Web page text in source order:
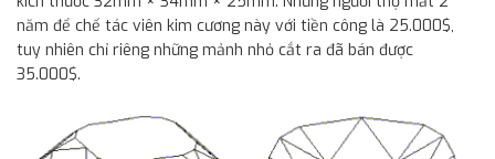
năm để chế tác viên kim cương này với tiền công là 25.000$,
tuy nhiên chỉ riêng những mảnh nhỏ cắt ra đã bán được
35.000$.